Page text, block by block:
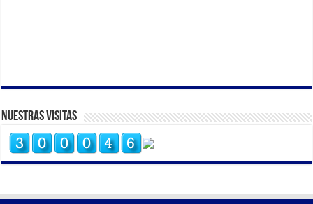
Nuestras Visitas